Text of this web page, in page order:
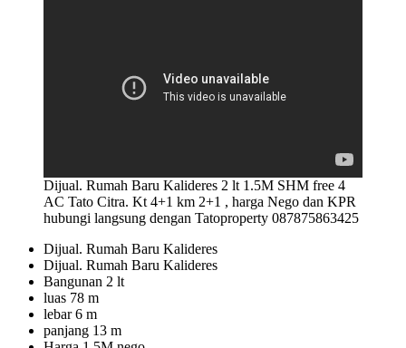
Dijual. Rumah Baru Kalideres 2 lt 1.5M SHM free 4
AC Tato Citra. Kt 4+1 km 2+1 , harga Nego dan KPR
hubungi langsung dengan Tatoproperty 087875863425
Dijual. Rumah Baru Kalideres
Dijual. Rumah Baru Kalideres
Bangunan 2 lt
luas 78 m
lebar 6 m
panjang 13 m